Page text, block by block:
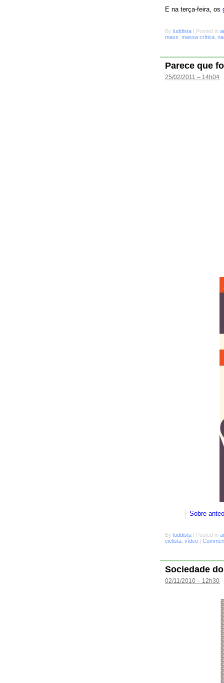
E na terça-feira, os
By luddista | Posted in
mass massa crítica
Parece que
25/02/2011 – 14h04
Sobre
By luddista Posted in
ciclista vídeo
Sociedade
02/11/2010 – 12h30